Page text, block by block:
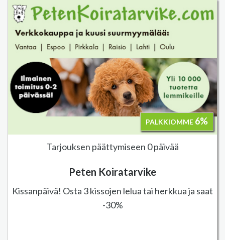
PALKKIOMME 6%
Tarjouksen päättymiseen 0 päivää
Peten Koiratarvike
Kissanpäivä! Osta 3 kissojen lelua tai herkkua ja saat
-30%